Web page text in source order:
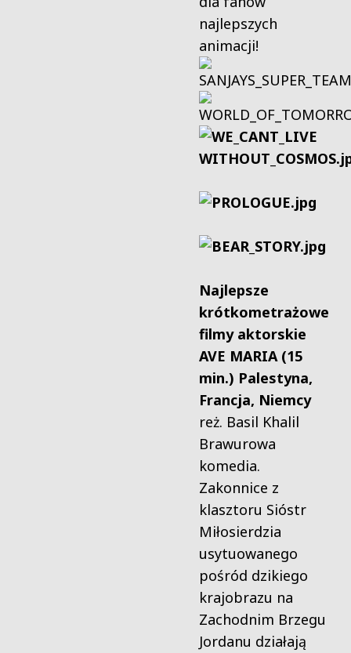
najlepszych
animacji!
Najlepsze
krótkometrażowe
filmy aktorskie
AVE MARIA (15
min.) Palestyna,
Francja, Niemcy
reż. Basil Khalil
Brawurowa
komedia.
Zakonnice z
klasztoru Sióstr
Miłosierdzia
usytuowanego
pośród dzikiego
krajobrazu na
Zachodnim Brzegu
Jordanu działają